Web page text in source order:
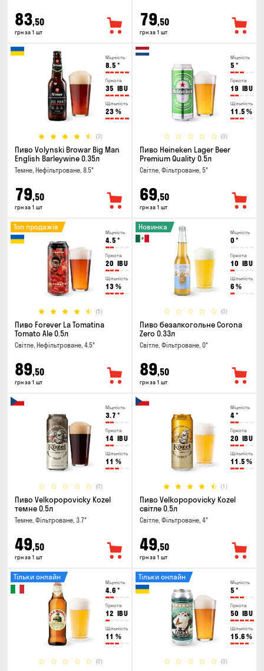
83,50
грн за 1 шт
79,50
грн за 1 шт
Міцність
8.5 °
Гіркота
35 IBU
Щільність
23 %
(3)
Пиво Volynski Browar Big Man
English Barleywine 0.35л
Темне, Нефільтроване, 8.5°
79,50
грн за 1 шт
Міцність
5 °
Гіркота
19 IBU
Щільність
11.5 %
(0)
Пиво Heineken Lager Beer
Premium Quality 0.5л
Світле, Фільтроване, 5°
69,50
грн за 1 шт
Міцність
4.5 °
Гіркота
20 IBU
Щільність
13 %
(5)
Топ продажів
Пиво Forever La Tomatina
Tomato Ale 0.5л
Світле, Нефільтроване, 4.5°
89,50
грн за 1 шт
Міцність
0 °
Гіркота
10 IBU
Щільність
6 %
(0)
Новинка
Пиво безалкогольне Corona
Zero 0.33л
Світле, Фільтроване, 0°
89,50
грн за 1 шт
Міцність
3.7 °
Гіркота
14 IBU
Щільність
11 %
(0)
Пиво Velkopopovicky Kozel
темне 0.5л
Темне, Фільтроване, 3.7°
49,50
грн за 1 шт
Міцність
4°
Гіркота
20 IBU
Щільність
11.5 %
(1)
Пиво Velkopopovicky Kozel
світле 0.5л
Світле, Фільтроване, 4°
49,50
грн за 1 шт
Міцність
4.6 °
Гіркота
12 IBU
Щільність
11 %
(0)
Тільки онлайн
Міцність
5 °
Гіркота
50 IBU
Щільність
15.6 %
(0)
Тільки онлайн